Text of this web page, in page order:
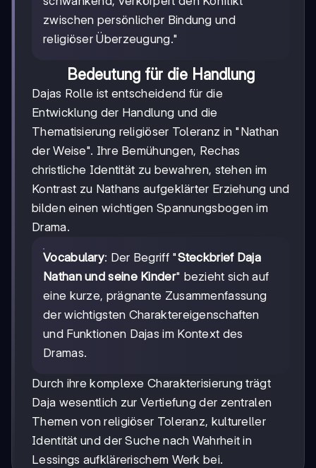
zwischen persönlicher Bindung und
religiöser Überzeugung."
Bedeutung für die Handlung
Dajas Rolle ist entscheidend für die
Entwicklung der Handlung und die
Thematisierung religiöser Toleranz in "Nathan
der Weise". Ihre Bemühungen, Rechas
christliche Identität zu bewahren, stehen im
Kontrast zu Nathans aufgeklärter Erziehung und
bilden einen wichtigen Spannungsbogen im
Drama.
Vocabulary: Der Begriff "Steckbrief Daja
Nathan und seine Kinder" bezieht sich auf
eine kurze, prägnante Zusammenfassung
der wichtigsten Charaktereigenschaften
und Funktionen Dajas im Kontext des
Dramas.
Durch ihre komplexe Charakterisierung trägt
Daja wesentlich zur Vertiefung der zentralen
Themen von religiöser Toleranz, kultureller
Identität und der Suche nach Wahrheit in
Lessings aufklärerischem Werk bei.